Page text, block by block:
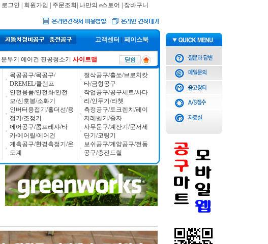
로그인 회원가입 주문조회 나만의 e스토어 장바구니
고객센터 페이스북
분무기 에어건 진공청소기 사이트맵
목공공구/목공구/
DREMEL/클램프
안전용품/안전화/안전
모/신호봉/소화기
인버터용접기/홀더선/용
접기/조정기
에어공구/콤프레샤/타
카/에어릴/에어건
계측공구/환경측정기/온
도계
절삭공구/홀쏘/브로치캇
타/금형공구
작업공구/공구세트/사다
리/인두기/라쳇
측정공구/토크렌치/레이
저레벨기/줄자
사무문구/계산기/문서세
단기/코팅기
보쉬공구/계양공구/전동
공구/충전드릴